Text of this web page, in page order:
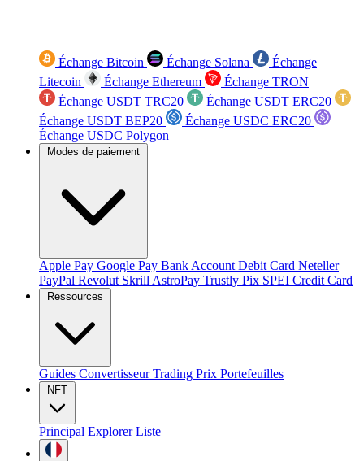
Échange Bitcoin Échange Solana
Échange
Litecoin
Échange Ethereum
Échange TRON
Échange USDT TRC20
Échange USDT ERC20
Échange USDT BEP20
Échange USDC ERC20
Échange USDC Polygon
Modes de paiement
Apple Pay Google Pay Bank Account Debit Card Neteller
PayPal Revolut Skrill AstroPay Trustly Pix SPEI Credit Card
Ressources
Guides ConvertisseurTrading Prix Portefeuilles
NFT
Principal ExplorerListe